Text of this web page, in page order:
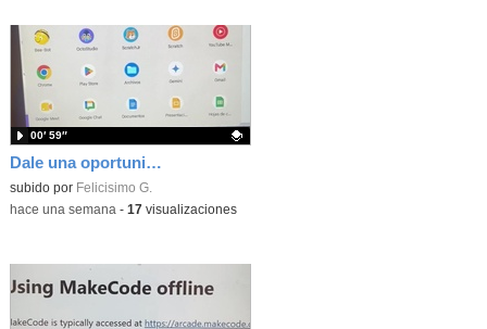
Dale una oportunidad a los Chromebooks y utiliza un proyector para realizar talleres si no tienes pantallas táctiles
Contenido educativo.
subido por Felicisimo G.
00′ 59″
-hace una semana - 17 visualizaciones